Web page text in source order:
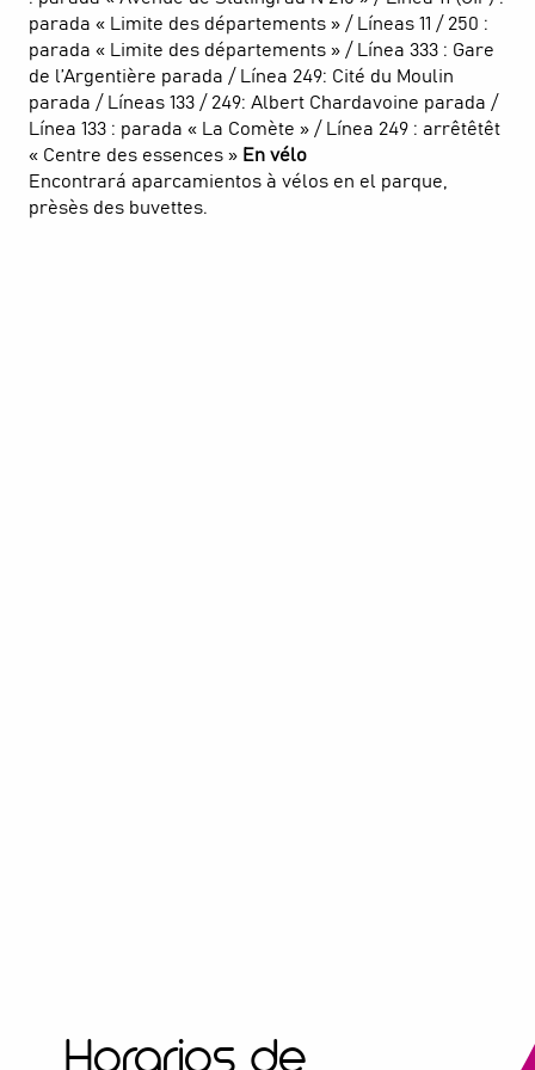
parada « Limite des départements » / Líneas 11 / 250 :
parada « Limite des départements » / Línea 333 : Gare
de l’Argentière parada / Línea 249: Cité du Moulin
parada / Líneas 133 / 249: Albert Chardavoine parada /
Línea 133 : parada « La Comète » / Línea 249 : arrêtêtêt
« Centre des essences » En vélo
Encontrará aparcamientos à vélos en el parque,
prèsès des buvettes.
Horarios de